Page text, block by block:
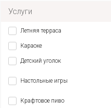
Услуги
Летняя терраса
Караоке
Детский уголок
Настольные игры
Крафтовое пиво